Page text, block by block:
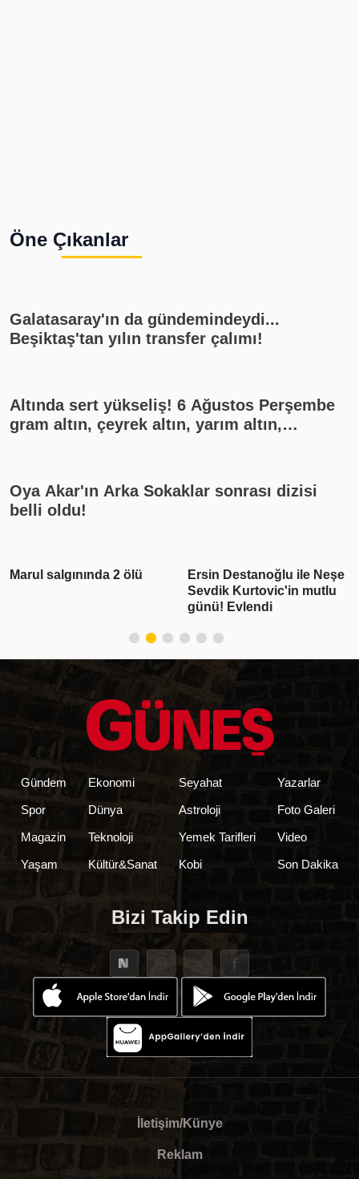
Öne Çıkanlar
Galatasaray'ın da gündemindeydi...
Beşiktaş'tan yılın transfer çalımı!
Altında sert yükseliş! 6 Ağustos Perşembe
gram altın, çeyrek altın, yarım altın,
Oya Akar'ın Arka Sokaklar sonrası dizisi
belli oldu!
Ersin Destanoğlu ile Neşe
Deniz Can Aktaş ve
Devrim Özkan aşk yaşıyor!
Romantik paylaşım geldi
Gündem
Spor
Magazin
Yaşam
Ekonomi
Dünya
Teknoloji
Kültür&Sanat
Seyahat
Astroloji
Yemek Tarifleri
Kobi
Yazarlar
Foto Galeri
Video
Son Dakika
Bizi Takip Edin
İletişim/Künye
Reklam